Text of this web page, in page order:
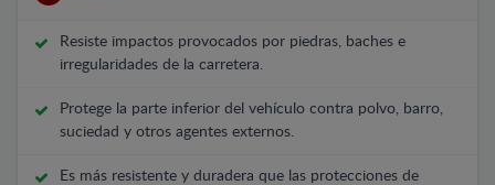
Resiste impactos provocados por piedras, baches e
irregularidades de la carretera.
Protege la parte inferior del vehículo contra polvo, barro,
suciedad y otros agentes externos.
Es más resistente y duradera que las protecciones de